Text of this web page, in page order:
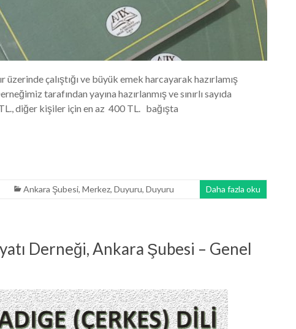
çalıştığı ve büyük emek harcayarak hazırlamış
tarafından yayına hazırlanmış ve sınırlı sayıda
diğer kişiler için en az 400 TL. bağışta
Ankara Şubesi, Merkez, Duyuru, Duyuru Daha fazla oku
Derneği, Ankara Şubesi – Genel